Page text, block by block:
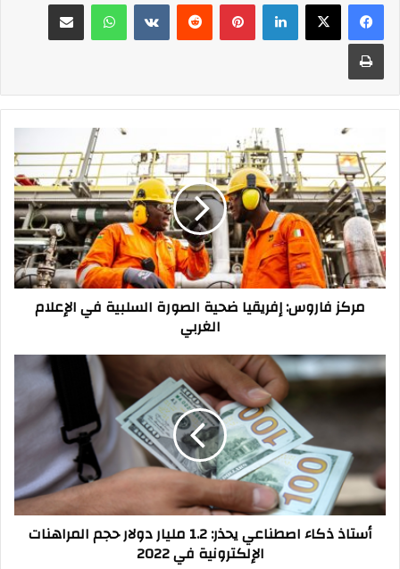
فيسبوك‫X لينكدإن بينتيريست واتساب مشاركة عبر البريد
طباعة
فاروس:
إفريقيا
ضحية
الصورة
السلبية
في
الإعلام
الغربي
مركز فاروس: إفريقيا ضحية الصورة السلبية في الإعلام
الغربي
أستاذ
ذكاء
مليار
دولار
حجم
المراهنات
الإلكترونية
أستاذ ذكاء اصطناعي يحذر: 1.2 مليار دولار حجم المراهنات
الإلكترونية في 2022